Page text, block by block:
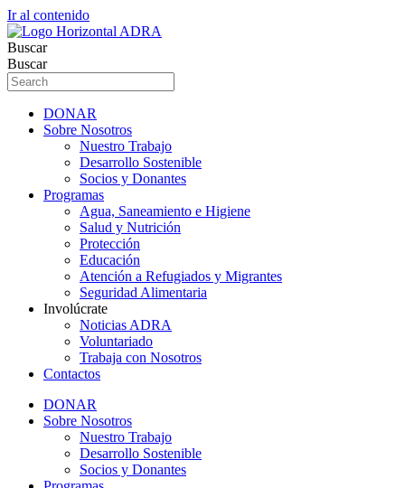
Ir al contenido
Buscar
Buscar
DONAR
Sobre Nosotros
Nuestro Trabajo
Desarrollo Sostenible
Socios y Donantes
Programas
Agua, Saneamiento e Higiene
Salud y Nutrición
Protección
Educación
Atención a Refugiados y Migrantes
Seguridad Alimentaria
Involúcrate
Noticias ADRA
Voluntariado
Trabaja con Nosotros
Contactos
DONAR
Sobre Nosotros
Nuestro Trabajo
Desarrollo Sostenible
Socios y Donantes